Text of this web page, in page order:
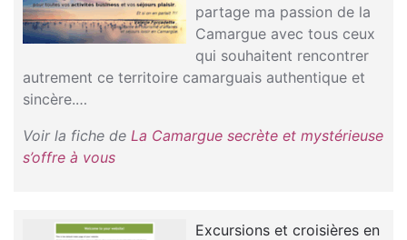
partage ma passion de la
Camargue avec tous ceux
qui souhaitent rencontrer
autrement ce territoire camarguais authentique et
sincère.…
Voir la fiche de La Camargue secrète et mystérieuse
s’offre à vous
Excursions et croisières en